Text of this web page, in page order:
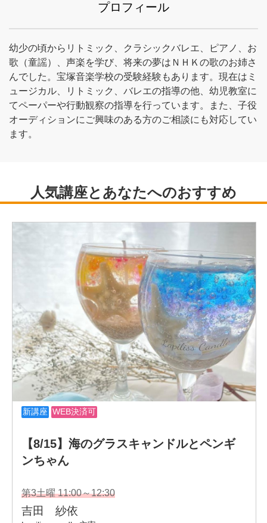
プロフィール
幼少の頃からリトミック、クラシックバレエ、ピアノ、お
歌（童謡）、声楽を学び、将来の夢はＮＨＫの歌のお姉さ
んでした。宝塚音楽学校の受験経験もあります。現在はミ
ュージカル、リトミック、バレエの指導の他、幼児教室に
てペーパーや行動観察の指導を行っています。また、子役
オーディションにご興味のある方のご相談にも対応してい
ます。